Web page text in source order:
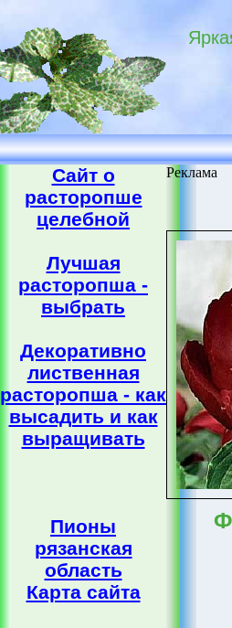
Сайт о
расторопше
целебной
Лучшая
расторопша -
выбрать
Декоративно
лиственная
расторопша - как
высадить и как
выращивать
Пионы
рязанская
область
Карта сайта
Реклама